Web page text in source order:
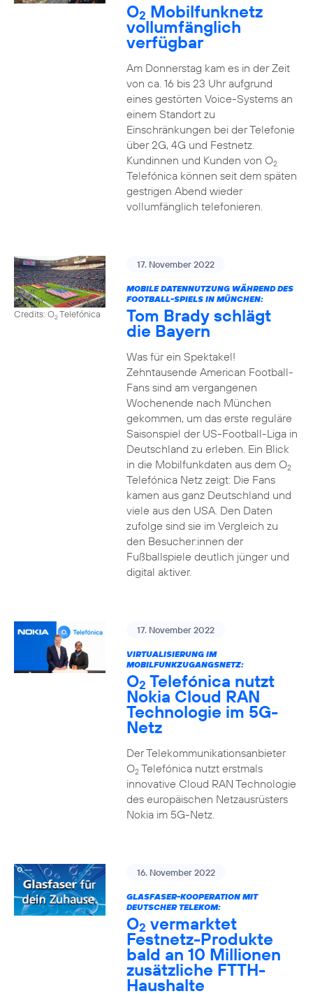
O2 Mobilfunknetz
vollumfänglich
verfügbar
Am Donnerstag kam es in der Zeit
von ca. 16 bis 23 Uhr aufgrund
eines gestörten Voice-Systems an
einem Standort zu
Einschränkungen bei der Telefonie
über 2G, 4G und Festnetz.
Kundinnen und Kunden von O2
Telefónica können seit dem späten
gestrigen Abend wieder
vollumfänglich telefonieren.
Credits: O2Telefónica
17. November 2022
MOBILE DATENNUTZUNG WÄHREND DES
FOOTBALL-SPIELS IN MÜNCHEN:
Tom Brady schlägt
die Bayern
Was für ein Spektakel!
Zehntausende American Football-
Fans sind am vergangenen
Wochenende nach München
gekommen, um das erste reguläre
Saisonspiel der US-Football-Liga in
Deutschland zu erleben. Ein Blick
in die Mobilfunkdaten aus dem O2
Telefónica Netz zeigt: Die Fans
kamen aus ganz Deutschland und
viele aus den USA. Den Daten
zufolge sind sie im Vergleich zu
den Besucher:innen der
Fußballspiele deutlich jünger und
digital aktiver.
17. November 2022
VIRTUALISIERUNG IM
MOBILFUNKZUGANGSNETZ:
O2 Telefónica nutzt
Nokia Cloud RAN
Technologie im 5G-
Netz
Der Telekommunikationsanbieter
O2Telefónica nutzt erstmals
innovative Cloud RAN Technologie
des europäischen Netzausrüsters
Nokia im 5G-Netz.
16. November 2022
GLASFASER-KOOPERATION MIT
DEUTSCHER TELEKOM:
O2 vermarktet
Festnetz-Produkte
bald an 10 Millionen
zusätzliche FTTH-
Haushalte